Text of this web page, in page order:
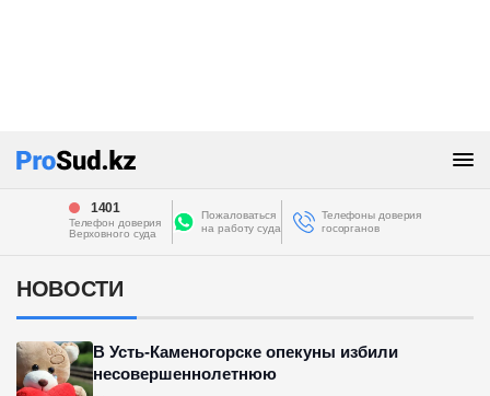
1401
Телефон доверия
Верховного суда
Пожаловаться
на работу суда
Телефоны доверия
госорганов
НОВОСТИ
В Усть-Каменогорске опекуны избили
несовершеннолетнюю